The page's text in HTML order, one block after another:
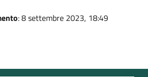
: 8 settembre 2023, 18:49